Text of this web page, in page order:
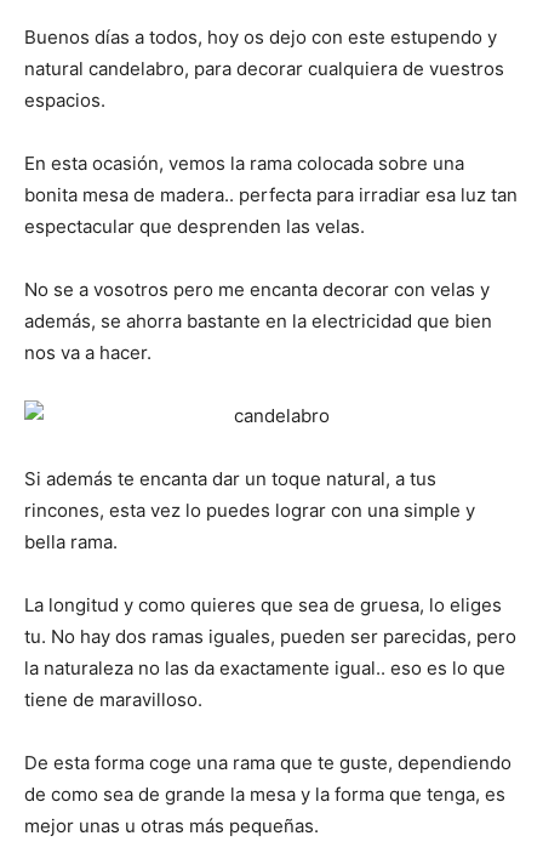
Buenos días a todos, hoy os dejo con este estupendo y
natural candelabro, para decorar cualquiera de vuestros
espacios.
En esta ocasión, vemos la rama colocada sobre una
bonita mesa de madera.. perfecta para irradiar esa luz tan
espectacular que desprenden las velas.
No se a vosotros pero me encanta decorar con velas y
además, se ahorra bastante en la electricidad que bien
nos va a hacer.
Si además te encanta dar un toque natural, a tus
rincones, esta vez lo puedes lograr con una simple y
bella rama.
La longitud y como quieres que sea de gruesa, lo eliges
tu. No hay dos ramas iguales, pueden ser parecidas, pero
la naturaleza no las da exactamente igual.. eso es lo que
tiene de maravilloso.
De esta forma coge una rama que te guste, dependiendo
de como sea de grande la mesa y la forma que tenga, es
mejor unas u otras más pequeñas.